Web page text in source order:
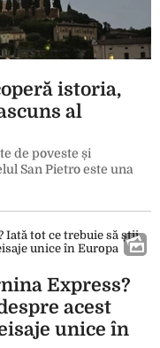
istoria,
al
de poveste și
San Pietro este una
Express?
acest
unice în